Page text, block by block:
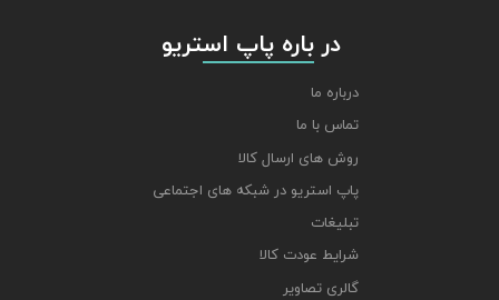
​​​​​​​ در باره پاپ استریو
درباره ما
تماس با ما
روش های ارسال کالا
پاپ استریو در شبکه های اجتماعی
تبلیغات
شرایط عودت کالا
گالری تصاویر